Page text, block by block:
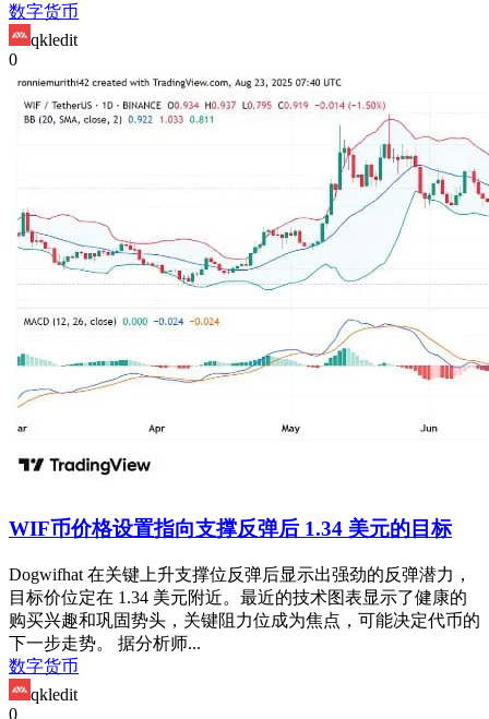
数字货币
qkledit
0
WIF币价格设置指向支撑反弹后 1.34 美元的目标
Dogwifhat 在关键上升支撑位反弹后显示出强劲的反弹潜力，
目标价位定在 1.34 美元附近。最近的技术图表显示了健康的
购买兴趣和巩固势头，关键阻力位成为焦点，可能决定代币的
下一步走势。 据分析师...
数字货币
qkledit
0